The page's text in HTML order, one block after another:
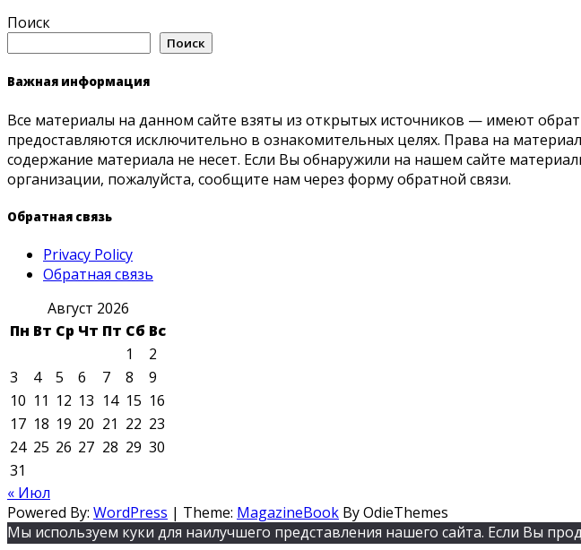
Поиск
Поиск
Важная информация
Все материалы на данном сайте взяты из открытых источников — имеют
предоставляются исключительно в ознакомительных целях. Права на
содержание материала не несет. Если Вы обнаружили на нашем сайте
организации, пожалуйста, сообщите нам через форму обратной связи.
Обратная связь
Privacy Policy
Обратная связь
Август 2026
Пн Вт Ср Чт Пт Сб Вс
1
2
3
4 5 6 7 8
9
10 11 12 13 14 15 16
17 18 19 20 21 22 23
24 25 26 27 28 29 30
31
« Июл
Powered By: WordPress | Theme: MagazineBook By OdieThemes
Мы используем куки для наилучшего представления нашего сайта. Если Вы